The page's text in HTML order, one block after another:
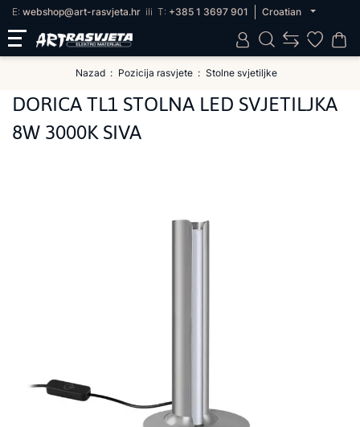
E: webshop@art-rasvjeta.hr ili T: +385 1 3697 901 Croatian
Nazad Pozicija rasvjete Stolne svjetiljke
DORICA TL1 STOLNA LED SVJETILJKA
8W 3000K SIVA